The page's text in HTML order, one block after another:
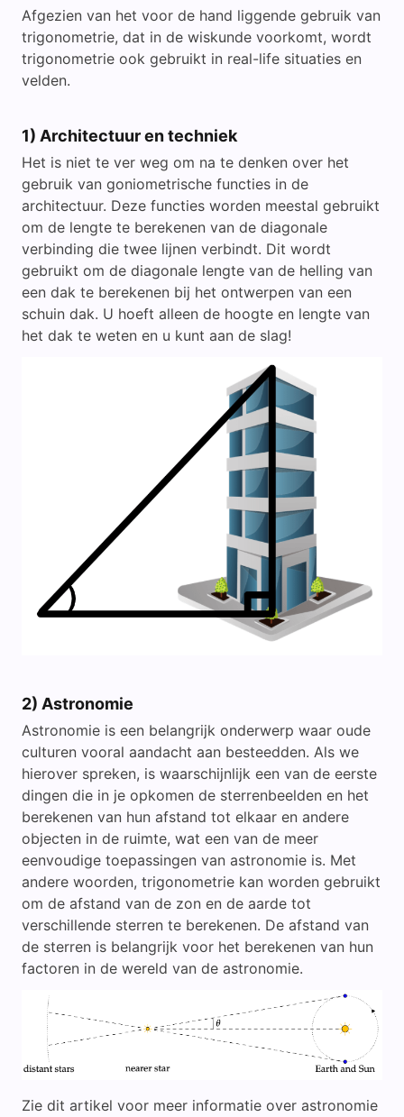
Afgezien van het voor de hand liggende gebruik van
trigonometrie, dat in de wiskunde voorkomt, wordt
trigonometrie ook gebruikt in real-life situaties en
velden.
1) Architectuur en techniek
Het is niet te ver weg om na te denken over het
gebruik van goniometrische functies in de
architectuur. Deze functies worden meestal gebruikt
om de lengte te berekenen van de diagonale
verbinding die twee lijnen verbindt. Dit wordt
gebruikt om de diagonale lengte van de helling van
een dak te berekenen bij het ontwerpen van een
schuin dak. U hoeft alleen de hoogte en lengte van
het dak te weten en u kunt aan de slag!
2) Astronomie
Astronomie is een belangrijk onderwerp waar oude
culturen vooral aandacht aan besteedden. Als we
hierover spreken, is waarschijnlijk een van de eerste
dingen die in je opkomen de sterrenbeelden en het
berekenen van hun afstand tot elkaar en andere
objecten in de ruimte, wat een van de meer
eenvoudige toepassingen van astronomie is. Met
andere woorden, trigonometrie kan worden gebruikt
om de afstand van de zon en de aarde tot
verschillende sterren te berekenen. De afstand van
de sterren is belangrijk voor het berekenen van hun
factoren in de wereld van de astronomie.
Zie dit artikel voor meer informatie over astronomie